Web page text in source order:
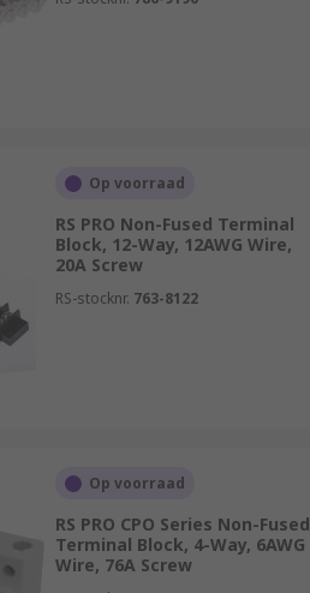
Op voorraad
RS PRO Non-Fused Terminal
Block, 12-Way, 12AWG Wire,
20A Screw
RS-stocknr. 763-8122
Op voorraad
RS PRO CPO Series Non-Fused
Terminal Block, 4-Way, 6AWG
Wire, 76A Screw